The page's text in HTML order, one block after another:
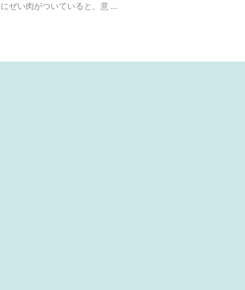
にぜい肉がついていると、意 ...